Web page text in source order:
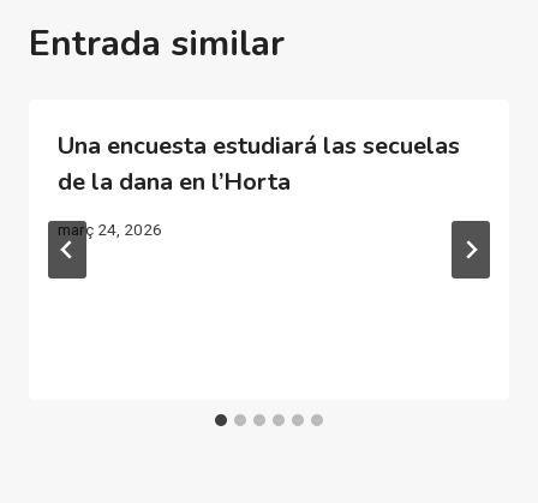
Entrada similar
Una encuesta estudiará las secuelas
de la dana en l’Horta
març 24, 2026